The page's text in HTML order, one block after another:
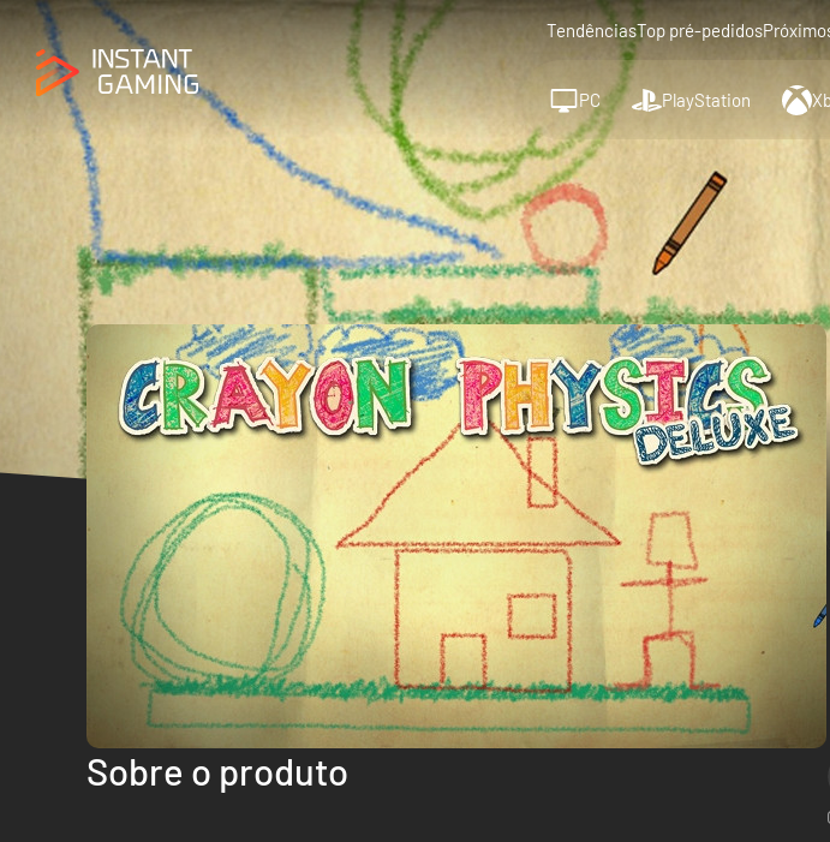
TendênciasTop pré-pedidos
PC PlayStation
Sobre o produto